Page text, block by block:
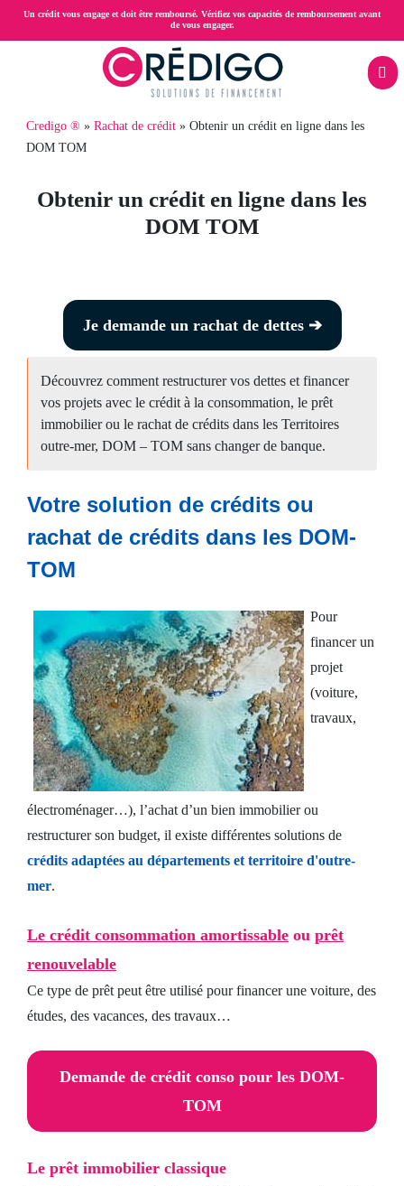
Aller
Un crédit vous engage et doit être remboursé. Vérifiez vos capacités de remboursement avant
de vous engager.
Fil
d'Ariane
Credigo ® Rachat de crédit
Obtenir un crédit en ligne dans les
DOM TOM
Obtenir un crédit en ligne dans les
DOM TOM
Je demande un rachat de dettes ➔
Découvrez comment restructurer vos dettes et financer
vos projets avec le crédit à la consommation, le prêt
immobilier ou le rachat de crédits dans les Territoires
outre-mer, DOM – TOM sans changer de banque.
Votre solution de crédits ou
rachat de crédits dans les DOM-
TOM
Pour
financer un
projet
(voiture,
travaux,
électroménager…), l’achat d’un bien immobilier ou
restructurer son budget, il existe différentes solutions de
crédits adaptées au départements et territoire d'outre-
mer.
Le crédit consommation amortissable ou prêt
renouvelable
Ce type de prêt peut être utilisé pour financer une voiture, des
études, des vacances, des travaux…
Demande de crédit conso pour les DOM-
TOM
Le prêt immobilier classique
Menu
mobileRachat
crédit
hypothécaire
propriétaire
Crédit
Espace
client
contacter